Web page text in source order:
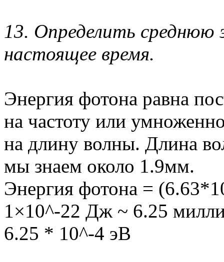
13. Определить
настоящее время.
Энергия фотона равна
на частоту или
на длину волны. Длина
мы знаем около 1.9мм.
Энергия фотона =
1×10^-22 Дж ~ 6.25
6.25 * 10^-4 эВ